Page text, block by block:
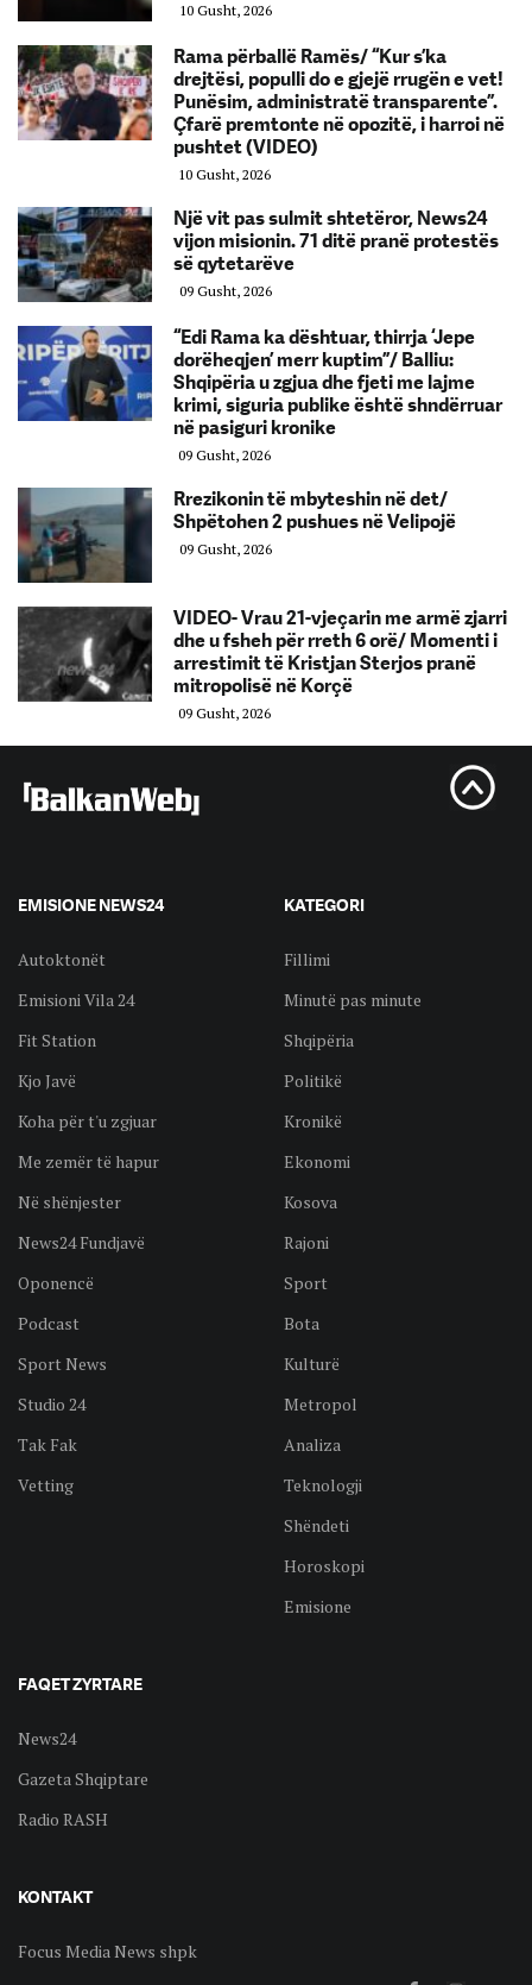
10 Gusht, 2026
Rama përballë Ramës/ “Kur s’ka
drejtësi, populli do e gjejë rrugën e vet!
Punësim, administratë transparente”.
Çfarë premtonte në opozitë, i harroi në
pushtet (VIDEO)
10 Gusht, 2026
Një vit pas sulmit shtetëror, News24
vijon misionin. 71 ditë pranë protestës
së qytetarëve
09 Gusht, 2026
“Edi Rama ka dështuar, thirrja ‘Jepe
dorëheqjen’ merr kuptim”/ Balliu:
Shqipëria u zgjua dhe fjeti me lajme
krimi, siguria publike është shndërruar
në pasiguri kronike
09 Gusht, 2026
Rrezikonin të mbyteshin në det/
Shpëtohen 2 pushues në Velipojë
09 Gusht, 2026
VIDEO- Vrau 21-vjeçarin me armë zjarri
dhe u fsheh për rreth 6 orë/ Momenti i
arrestimit të Kristjan Sterjos pranë
mitropolisë në Korçë
09 Gusht, 2026
EMISIONE NEWS24
Autoktonët
Emisioni Vila 24
Fit Station
Kjo Javë
Koha për t'u zgjuar
Me zemër të hapur
Në shënjester
News24 Fundjavë
Oponencë
Podcast
Sport News
Studio 24
Tak Fak
Vetting
KATEGORI
Fillimi
Minutë pas minute
Shqipëria
Politikë
Kronikë
Ekonomi
Kosova
Rajoni
Sport
Bota
Kulturë
Metropol
Analiza
Teknologji
Shëndeti
Horoskopi
Emisione
FAQET ZYRTARE
News24
Gazeta Shqiptare
Radio RASH
KONTAKT
Focus Media News shpk